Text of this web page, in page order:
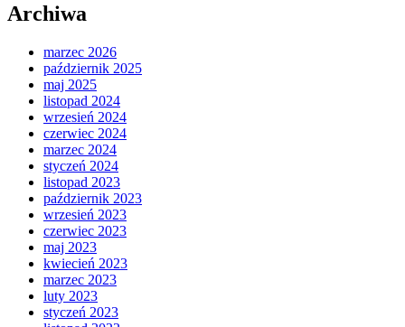
Archiwa
marzec 2026
październik 2025
maj 2025
listopad 2024
wrzesień 2024
czerwiec 2024
marzec 2024
styczeń 2024
listopad 2023
październik 2023
wrzesień 2023
czerwiec 2023
maj 2023
kwiecień 2023
marzec 2023
luty 2023
styczeń 2023